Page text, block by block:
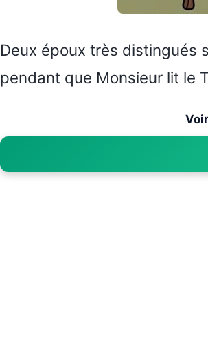
Deux époux très distingués
pendant que Monsieur lit le